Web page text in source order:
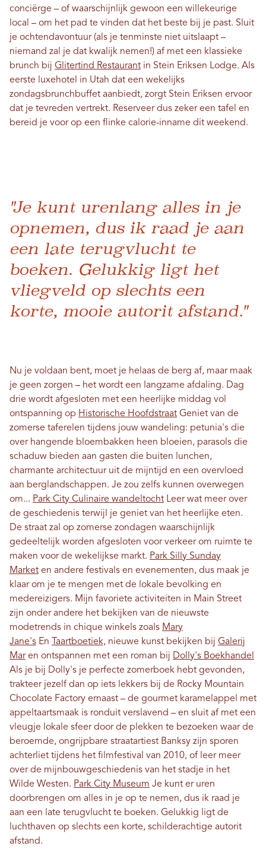
conciërge – of waarschijnlijk gewoon een willekeurige
local – om het pad te vinden dat het beste bij je past. Sluit
je ochtendavontuur (als je tenminste niet uitslaapt –
niemand zal je dat kwalijk nemen!) af met een klassieke
brunch bij Glitertind Restaurant in Stein Eriksen Lodge. Als
eerste luxehotel in Utah dat een wekelijks
zondagsbrunchbuffet aanbiedt, zorgt Stein Eriksen ervoor
dat je tevreden vertrekt. Reserveer dus zeker een tafel en
bereid je voor op een flinke calorie-inname dit weekend.
"Je kunt urenlang alles in je
opnemen, dus ik raad je aan
een late terugvlucht te
boeken. Gelukkig ligt het
vliegveld op slechts een
korte, mooie autorit afstand."
Nu je voldaan bent, moet je helaas de berg af, maar maak
je geen zorgen – het wordt een langzame afdaling. Dag
drie wordt afgesloten met een heerlijke middag vol
ontspanning op Historische Hoofdstraat Geniet van de
zomerse taferelen tijdens jouw wandeling: petunia's die
over hangende bloembakken heen bloeien, parasols die
schaduw bieden aan gasten die buiten lunchen,
charmante architectuur uit de mijntijd en een overvloed
aan berglandschappen. Je zou zelfs kunnen overwegen
om... Park City Culinaire wandeltocht Leer wat meer over
de geschiedenis terwijl je geniet van het heerlijke eten.
De straat zal op zomerse zondagen waarschijnlijk
gedeeltelijk worden afgesloten voor verkeer om ruimte te
maken voor de wekelijkse markt. Park Silly Sunday
Market en andere festivals en evenementen, dus maak je
klaar om je te mengen met de lokale bevolking en
medereizigers. Mijn favoriete activiteiten in Main Street
zijn onder andere het bekijken van de nieuwste
modetrends in chique winkels zoals Mary
Jane's En Taartboetiek, nieuwe kunst bekijken bij Galerij
Maren ontspannen met een roman bij Dolly's Boekhandel
Als je bij Dolly's je perfecte zomerboek hebt gevonden,
trakteer jezelf dan op iets lekkers bij de Rocky Mountain
Chocolate Factory ernaast – de gourmet karamelappel met
appeltaartsmaak is ronduit verslavend – en sluit af met een
vleugje lokale sfeer door de plekken te bezoeken waar de
beroemde, ongrijpbare straatartiest Banksy zijn sporen
achterliet tijdens het filmfestival van 2010, of leer meer
over de mijnbouwgeschiedenis van het stadje in het
Wilde Westen. Park City Museum Je kunt er uren
doorbrengen om alles in je op te nemen, dus ik raad je
aan een late terugvlucht te boeken. Gelukkig ligt de
luchthaven op slechts een korte, schilderachtige autorit
afstand.